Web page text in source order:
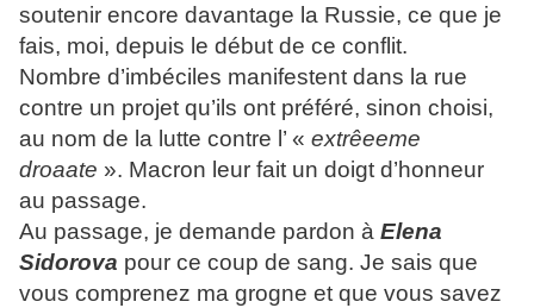
soutenir encore davantage la Russie, ce que je
fais, moi, depuis le début de ce conflit.
Nombre d’imbéciles manifestent dans la rue
contre un projet qu’ils ont préféré, sinon choisi,
au nom de la lutte contre l’ « extrêeeme
droaate ». Macron leur fait un doigt d’honneur
au passage.
Au passage, je demande pardon à Elena
Sidorova pour ce coup de sang. Je sais que
vous comprenez ma grogne et que vous savez